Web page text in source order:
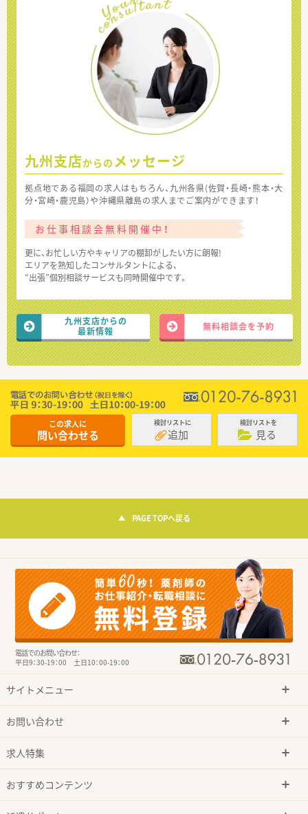
九州支店からの メッセージ
拠点地である福岡の求人はもちろん、九州各県(佐賀・長崎・熊本・大
分・宮崎・鹿児島）や沖縄県離島の求人までご案内ができます！
お仕事相談会無料開催中！
更に、お忙しい方やキャリアの棚卸がしたい方に朗報!
エリアを熟知したコンサルタントによる、
“出張”個別相談サービスも同時開催中です。
九州支店からの
最新情報
無料相談会を予約
この求人に
問い合わせる
検討リストに
追加
検討リストを
見る
PAGE TOPへ戻る
電話でのお問い合わせ：
平日9：30-19：00 土日10：00-19：00
サイトメニュー
お問い合わせ
求人特集
おすすめコンテンツ